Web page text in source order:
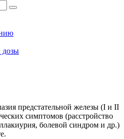
дозы
предстательной железы (I и II
симптомов (расстройство
болевой синдром и др.)